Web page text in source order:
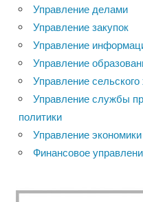
Управление делами
Управление закупок
Управление
Управление
Управление сельского
Управление службы
политики
Управление экономики
Финансовое